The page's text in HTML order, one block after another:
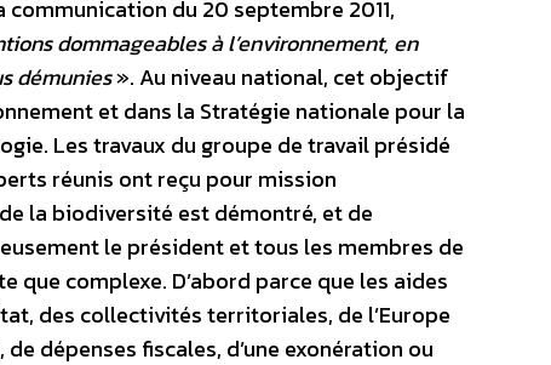
communication du 20 septembre 2011,
dommageables à l’environnement, en
démunies». Au niveau national, cet objectif
et dans la Stratégie nationale pour la
Les travaux du groupe de travail présidé
réunis ont reçu pour mission
la biodiversité est démontré, et de
le président et tous les membres de
complexe. D’abord parce que les aides
des collectivités territoriales, de l’Europe
dépenses fiscales, d’une exonération ou